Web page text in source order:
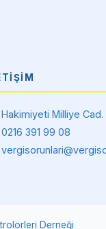
Hakimiyeti Milliye Cad.
0216 391 99 08
Derneği